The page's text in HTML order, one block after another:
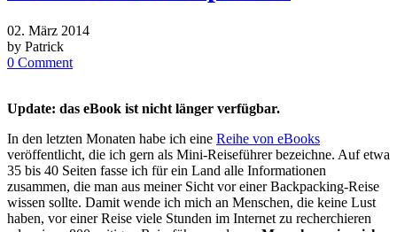
02. März 2014
by Patrick
0 Comment
Update: das eBook ist nicht länger verfügbar.
In den letzten Monaten habe ich eine Reihe von eBooks
veröffentlicht, die ich gern als Mini-Reiseführer bezeichne. Auf etwa
35 bis 40 Seiten fasse ich für ein Land alle Informationen
zusammen, die man aus meiner Sicht vor einer Backpacking-Reise
wissen sollte. Damit wende ich mich an Menschen, die keine Lust
haben, vor einer Reise viele Stunden im Internet zu recherchieren